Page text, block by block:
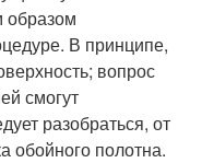
образом
В принципе,
вопрос
смогут
разобраться, от
обойного полотна.